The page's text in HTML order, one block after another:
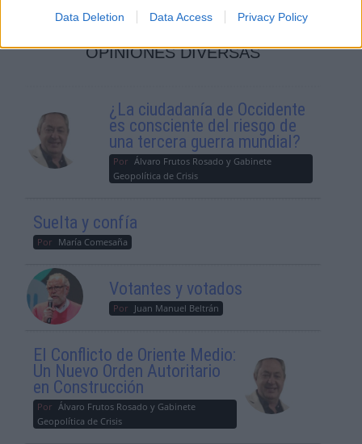
Data Deletion Data Access Privacy Policy
OPINIONES DIVERSAS
¿La ciudadanía de Occidente
es consciente del riesgo de
una tercera guerra mundial?
Por Álvaro Frutos Rosado y Gabinete
Geopolítica de Crisis
Suelta y confía
Por María Comesaña
Votantes y votados
Por Juan Manuel Beltrán
El Conflicto de Oriente Medio:
Un Nuevo Orden Autoritario
en Construcción
Por Álvaro Frutos Rosado y Gabinete
Geopolítica de Crisis